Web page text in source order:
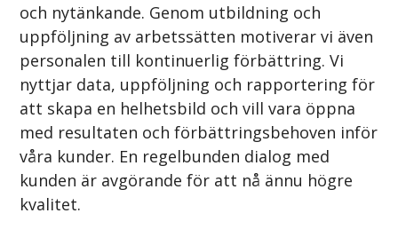
och nytänkande. Genom utbildning och
uppföljning av arbetssätten motiverar vi även
personalen till kontinuerlig förbättring. Vi
nyttjar data, uppföljning och rapportering för
att skapa en helhetsbild och vill vara öppna
med resultaten och förbättringsbehoven inför
våra kunder. En regelbunden dialog med
kunden är avgörande för att nå ännu högre
kvalitet.